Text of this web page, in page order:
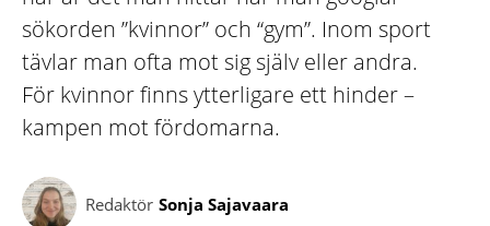
sökorden ”kvinnor” och “gym”. Inom sport
tävlar man ofta mot sig själv eller andra.
För kvinnor finns ytterligare ett hinder –
kampen mot fördomarna.
Redaktör Sonja Sajavaara